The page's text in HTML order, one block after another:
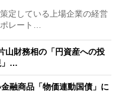
定している上場企業の経営
レート…
山財務相の「円資産への投
」…
融商品「物価連動国債」に